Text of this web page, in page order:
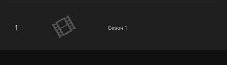
1 Сезон 1